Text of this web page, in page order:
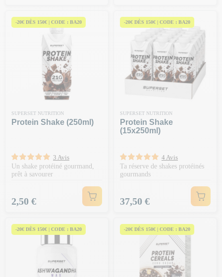
-20€ DÈS 150€ | CODE : BA20
SUPERSET NUTRITION
Protein Shake (250ml)
3 Avis
Un shake protéiné gourmand,
prêt à savourer
Prix
2,50 €
-20€ DÈS 150€ | CODE : BA20
SUPERSET NUTRITION
Protein Shake
(15x250ml)
4 Avis
Ta réserve de shakes protéinés
gourmands
Prix
37,50 €
-20€ DÈS 150€ | CODE : BA20 -20€ DÈS 150€ | CODE : BA20